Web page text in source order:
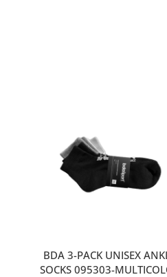
ΒDA 3-PACK UNISEX
SOCKS 095303-